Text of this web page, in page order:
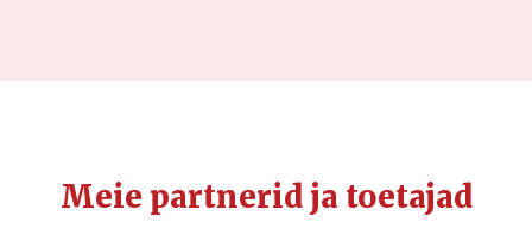
Meie partnerid ja toetajad